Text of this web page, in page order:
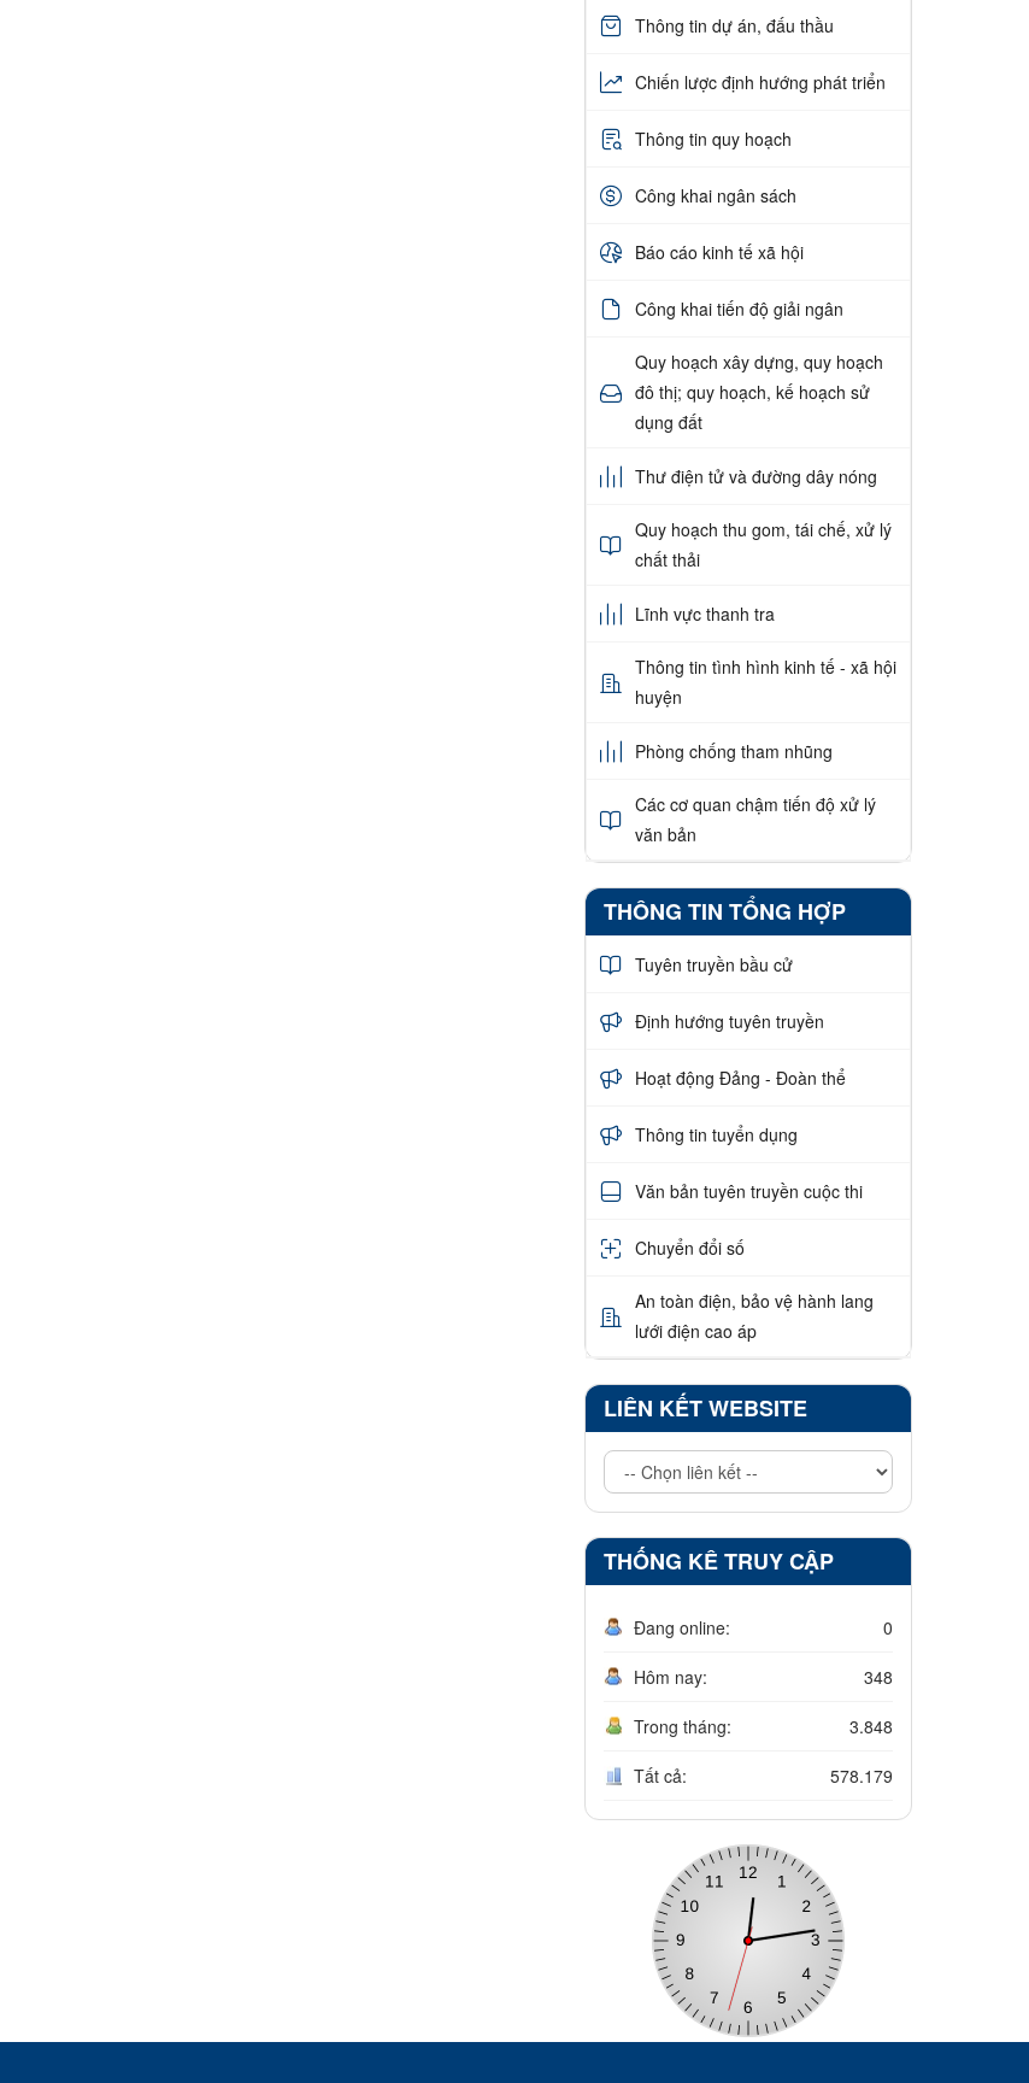
Thông tin dự án, đấu thầu
Chiến lược định hướng phát triển
Thông tin quy hoạch
Công khai ngân sách
Báo cáo kinh tế xã hội
Công khai tiến độ giải ngân
Quy hoạch xây dựng, quy hoạch
đô thị; quy hoạch, kế hoạch sử
dụng đất
Thư điện tử và đường dây nóng
Quy hoạch thu gom, tái chế, xử lý
chất thải
Lĩnh vực thanh tra
Thông tin tình hình kinh tế - xã hội
huyện
Phòng chống tham nhũng
Các cơ quan chậm tiến độ xử lý
văn bản
THÔNG TIN TỔNG HỢP
Tuyên truyền bầu cử
Định hướng tuyên truyền
Hoạt động Đảng - Đoàn thể
Thông tin tuyển dụng
Văn bản tuyên truyền cuộc thi
Chuyển đổi số
An toàn điện, bảo vệ hành lang
lưới điện cao áp
LIÊN KẾT WEBSITE
THỐNG KÊ TRUY CẬP
Đang online: 0
Hôm nay: 348
Trong tháng: 3.848
Tất cả: 578.179